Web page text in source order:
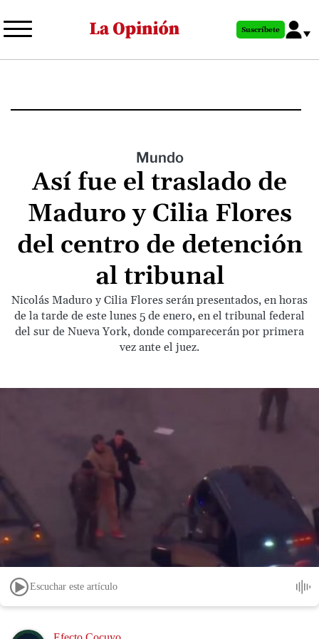
al
principal
Suscríbete
Mundo
Así fue el traslado de
Maduro y Cilia Flores
del centro de detención
al tribunal
Nicolás Maduro y Cilia Flores serán presentados, en horas
de la tarde de este lunes 5 de enero, en el tribunal federal
del sur de Nueva York, donde comparecerán por primera
vez ante el juez.
Escuchar este artículo